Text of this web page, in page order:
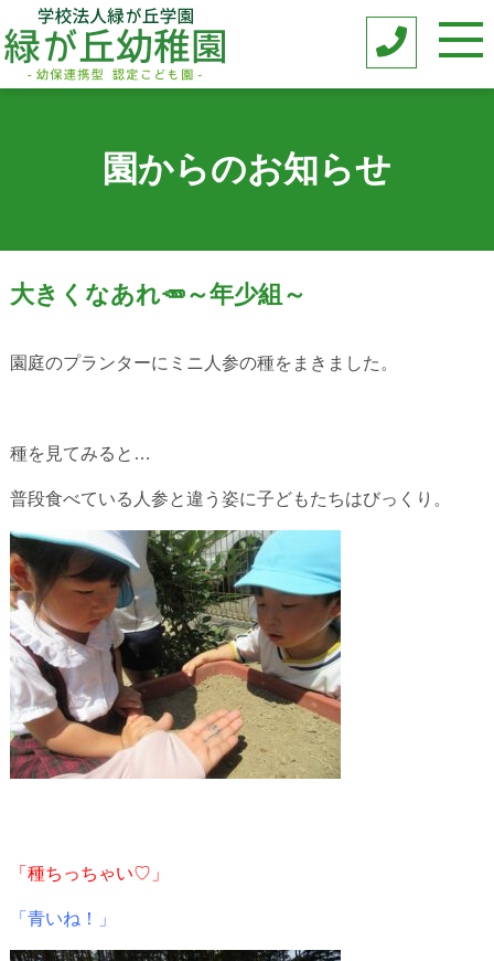
園からのお知らせ
大きくなあれ🥕～年少組～
園庭のプランターにミニ人参の種をまきました。
種を見てみると…
普段食べている人参と違う姿に子どもたちはびっくり。
「種ちっちゃい♡」
「青いね！」